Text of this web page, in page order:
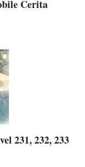
Cerita
231, 232, 233